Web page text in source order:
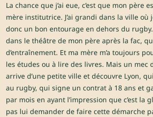
La chance que j’ai eue, c’est que mon père
mère institutrice. J’ai grandi dans la ville où
donc un bon entourage en dehors du rugby.
dans le théâtre de mon père après la fac,
d’entraînement. Et ma mère m’a toujours
les études ou à lire des livres. Mais un mec
arrive d’une petite ville et découvre Lyon,
au rugby, qui signe un contrat à 18 ans et
par mois en ayant l’impression que c’est la
pas lui demander de faire cette démarche